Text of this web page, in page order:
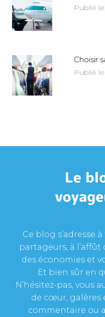
Publié
Choisir
Publié
Ce blog s’adresse
partageurs, à
des économies et
Et bien sûr en
N’hésitez-pas, vous
de cœur, galères
commentaire ou